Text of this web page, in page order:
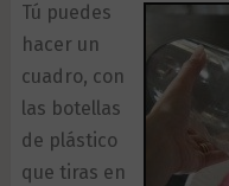
Tú puedes
hacer un
cuadro, con
las botellas
de plástico
que tiras en